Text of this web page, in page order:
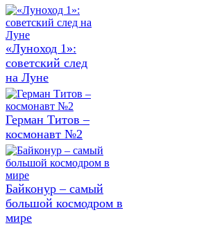
«Луноход 1»:
советский след
на Луне
Герман Титов –
космонавт №2
Байконур – самый
большой космодром в
мире